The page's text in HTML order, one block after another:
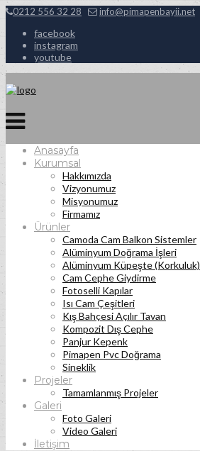
0212 556 32 28 info@pimapenbayii.net
facebook
instagram
youtube
Anasayfa
Kurumsal
Hakkımızda
Vizyonumuz
Misyonumuz
Firmamız
Ürünler
Camoda Cam Balkon Sistemler
Alüminyum Doğrama İşleri
Alüminyum Küpeşte (Korkuluk)
Cam Cephe Giydirme
Fotoselli Kapılar
Isı Cam Çeşitleri
Kış Bahçesi Açılır Tavan
Kompozit Dış Cephe
Panjur Kepenk
Pimapen Pvc Doğrama
Sineklik
Projeler
Tamamlanmış Projeler
Galeri
Foto Galeri
Video Galeri
İletişim